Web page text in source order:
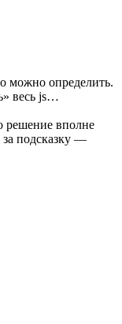
можно определить.
весь js…
решение вполне
подсказку —